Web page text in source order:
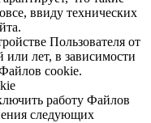
ввиду технических
Пользователя от
или лет, в зависимости
cookie.
работу Файлов
следующих